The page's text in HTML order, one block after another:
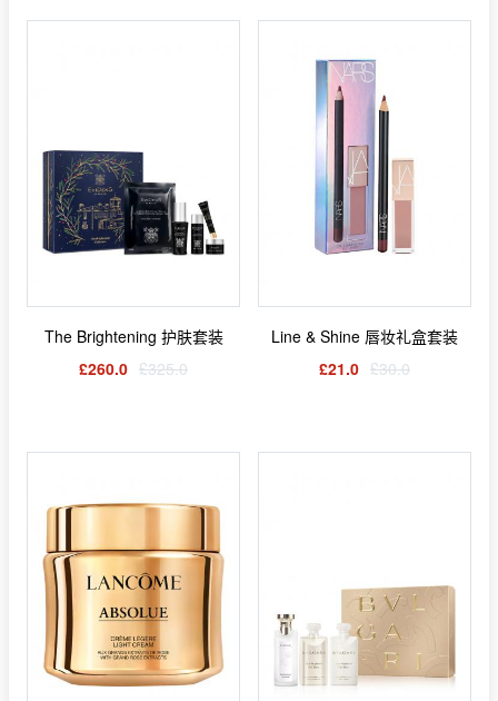
The Brightening 护肤套装
£260.0 £325.0
Line & Shine 唇妆礼盒套装
£21.0 £30.0